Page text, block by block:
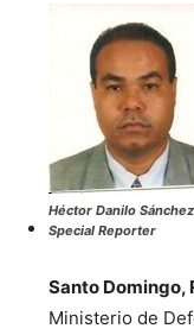
Héctor Danilo Sánchez
Special Reporter
Santo Domingo,
Ministerio de